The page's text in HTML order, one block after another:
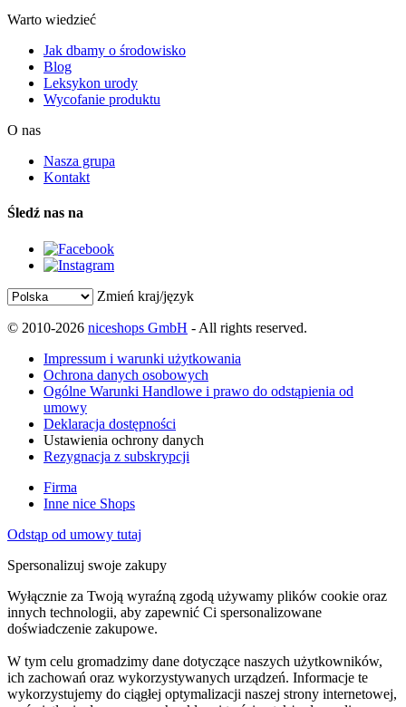
Warto wiedzieć
Jak dbamy o środowisko
Blog
Leksykon urody
Wycofanie produktu
O nas
Nasza grupa
Kontakt
Śledź nas na
Zmień kraj/język
© 2010-2026 niceshops GmbH - All rights reserved.
Impressum i warunki użytkowania
Ochrona danych osobowych
Ogólne Warunki Handlowe i prawo do odstąpienia od
umowy
Deklaracja dostępności
Ustawienia ochrony danych
Rezygnacja z subskrypcji
Firma
Inne nice Shops
Odstąp od umowy tutaj
Spersonalizuj swoje zakupy
Wyłącznie za Twoją wyraźną zgodą używamy plików cookie oraz
innych technologii, aby zapewnić Ci spersonalizowane
doświadczenie zakupowe.
W tym celu gromadzimy dane dotyczące naszych użytkowników,
ich zachowań oraz wykorzystywanych urządzeń. Informacje te
wykorzystujemy do ciągłej optymalizacji naszej strony internetowej,